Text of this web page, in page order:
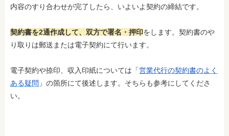
内容のすり合わせが完了したら、いよいよ契約の締結です。
契約書を2通作成して、双方で署名・押印をします。契約書のや
り取りは郵送または電子契約にて行います。
電子契約や捺印、収入印紙については「営業代行の契約書のよく
ある疑問 」の箇所にて後述します。そちらも参考にしてくださ
い。